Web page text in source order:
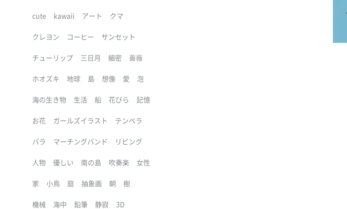
cute kawaii アート クマ
クレヨン コーヒー サンセット
チューリップ 三日月 細密 薔薇
ホオズキ 地球 島 想像 愛 泡
海の生き物 生活 船 花びら 記憶
お花 ガールズイラスト テンペラ
バラ マーチングバンド リビング
人物 優しい 南の島 吹奏楽 女性
家 小鳥 庭 抽象画 朝 樹
機械 海中 鉛筆 静寂 3D